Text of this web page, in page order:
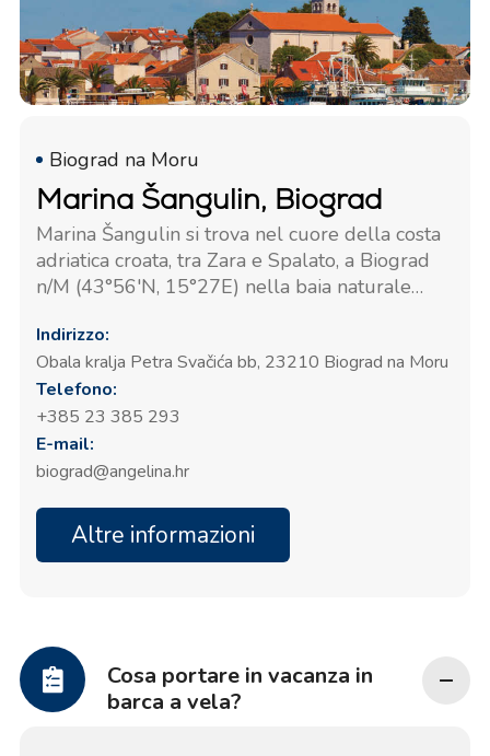
Biograd na Moru
Marina Šangulin, Biograd
Marina Šangulin si trova nel cuore della costa
adriatica croata, tra Zara e Spalato, a Biograd
n/M (43°56'N, 15°27E) nella baia naturale
tutti i venti. Se vuoi sentirti come a casa, sei
arrivato nel posto giusto!
Indirizzo:
Obala kralja Petra Svačića bb, 23210 Biograd na Moru
Telefono:
+385 23 385 293
E-mail:
biograd@angelina.hr
Altre informazioni
Cosa portare in vacanza in
barca a vela?